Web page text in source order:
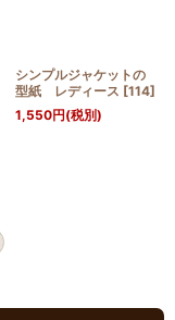
シンプルジャケットの
型紙 レディース [114]
1,550円(税別)